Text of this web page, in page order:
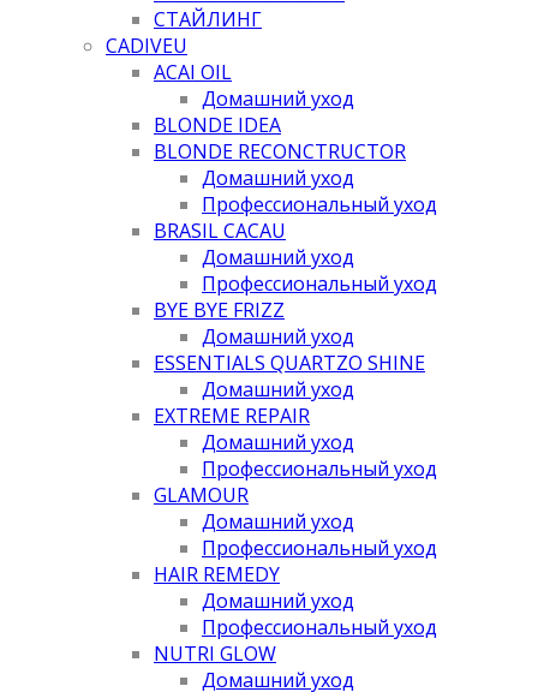
СТАЙЛИНГ
CADIVEU
ACAI OIL
Домашний уход
BLONDE IDEA
BLONDE RECONCTRUCTOR
Домашний уход
Профессиональный уход
BRASIL CACAU
Домашний уход
Профессиональный уход
BYE BYE FRIZZ
Домашний уход
ESSENTIALS QUARTZO SHINE
Домашний уход
EXTREME REPAIR
Домашний уход
Профессиональный уход
GLAMOUR
Домашний уход
Профессиональный уход
HAIR REMEDY
Домашний уход
Профессиональный уход
NUTRI GLOW
Домашний уход